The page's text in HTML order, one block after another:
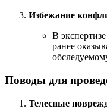
Избежание
В
ранее
Поводы для
Телесные